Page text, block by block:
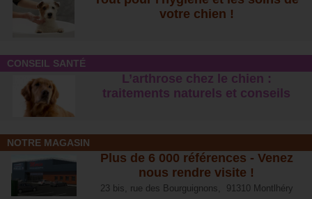
votre chien !
CONSEIL SANTÉ
L’arthrose chez le chien :
traitements naturels et conseil s
NOTRE MAGASIN
Plus de 6 000 références - Venez
nous rendre visite !
23 bis, rue des Bourguignons, 91310 Montlhéry